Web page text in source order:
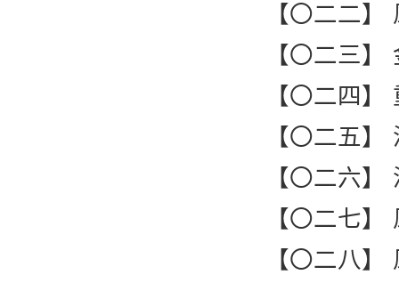
【〇二二
【〇二三
【〇二四
【〇二五
【〇二六
【〇二七
【〇二八